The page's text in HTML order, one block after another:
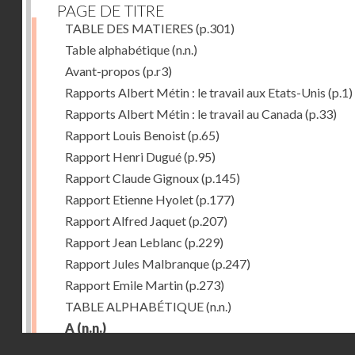
PAGE DE TITRE
TABLE DES MATIERES (p.301)
Table alphabétique(n.n.)
Avant-propos (p.r3)
Rapports Albert Métin : le travail aux Etats-Unis (p.1)
Rapports Albert Métin : le travail au Canada(p.33)
Rapport Louis Benoist(p.65)
Rapport Henri Dugué(p.95)
Rapport Claude Gignoux(p.145)
Rapport Etienne Hyolet(p.177)
Rapport Alfred Jaquet(p.207)
Rapport Jean Leblanc (p.229)
Rapport Jules Malbranque(p.247)
Rapport Emile Martin(p.273)
TABLE ALPHABÉTIQUE(n.n.)
A (n.n.)